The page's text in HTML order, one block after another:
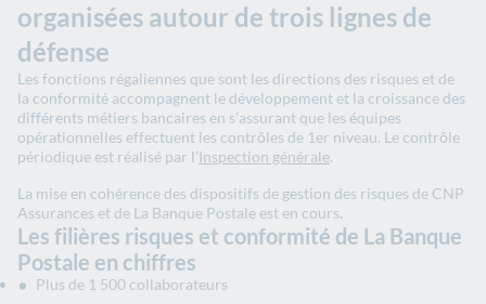
organisées autour de trois lignes de
défense
Les fonctions régaliennes que sont les directions des risques et de
la conformité accompagnent le développement et la croissance des
différents métiers bancaires en s’assurant que les équipes
opérationnelles effectuent les contrôles de 1er niveau. Le contrôle
périodique est réalisé par l’Inspection générale.
La mise en cohérence des dispositifs de gestion des risques de CNP
Assurances et de La Banque Postale est en cours.
Les filières risques et conformité de La Banque
Postale en chiffres
Plus de 1 500 collaborateurs